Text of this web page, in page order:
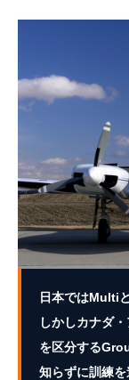
単発
日本ではMulti
しかしカナダ
を区分する
知らずに訓練